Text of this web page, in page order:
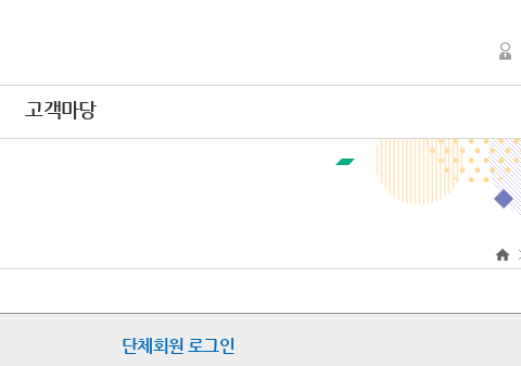
고객마당
단체회원 로그인